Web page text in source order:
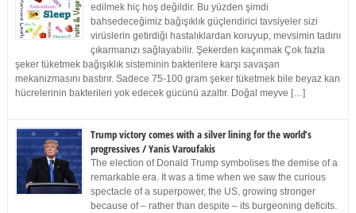
edilmek hiç hoş değildir. Bu yüzden şimdi
bahsedeceğimiz bağışıklık güçlendirici tavsiyeler sizi
virüslerin getirdiği hastalıklardan koruyup, mevsimin tadını
çıkarmanızı sağlayabilir. Şekerden kaçınmak Çok fazla
şeker tüketmek bağışıklık sisteminin bakterilere karşı savaşan
mekanizmasını bastırır. Sadece 75-100 gram şeker tüketmek bile beyaz kan
hücrelerinin bakterileri yok edecek gücünü azaltır. Doğal meyve […]
Trump victory comes with a silver lining for the world’s
progressives / Yanis Varoufakis
The election of Donald Trump symbolises the demise of a
remarkable era. It was a time when we saw the curious
spectacle of a superpower, the US, growing stronger
because of – rather than despite – its burgeoning deficits.